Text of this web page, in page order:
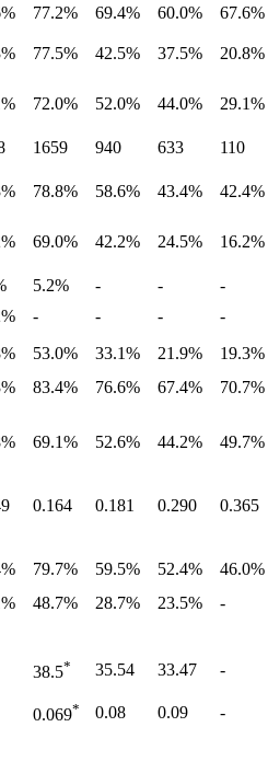
77.2% 69.4% 60.0%
67.6%
77.5% 42.5% 37.5% 20.8%
72.0% 52.0% 44.0%
29.1%
1659 940 633
110
78.8% 58.6% 43.4% 42.4%
69.0% 42.2% 24.5% 16.2%
5.2% - -
-
- - -
-
53.0% 33.1% 21.9%
19.3%
83.4% 76.6% 67.4%
70.7%
69.1% 52.6% 44.2%
49.7%
0.164 0.181 0.290 0.365
79.7% 59.5% 52.4%
46.0%
48.7% 28.7% 23.5% -
38.5* 35.54 33.47
-
0.069* 0.08 0.09 -